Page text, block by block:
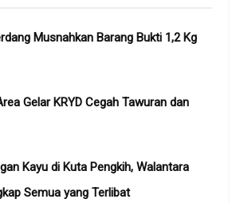
Musnahkan Barang Bukti 1,2 Kg
Gelar KRYD Cegah Tawuran dan
Kayu di Kuta Pengkih, Walantara
Semua yang Terlibat